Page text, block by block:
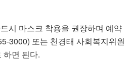
시 마스크 착용을 권장하며 예약
3000) 또는 천경태 사회복지위원
하면 된다.